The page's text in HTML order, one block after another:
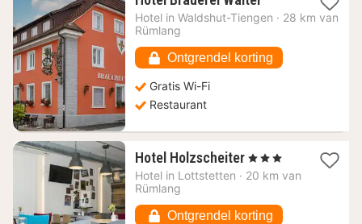
nacht
€
Hotel in Waldshut-Tiengen · 28 km van
Rümlang
Ontgrendel korting
Gratis Wi-Fi
Restaurant
Hotel Holzscheiter 1
nacht
€
, 3 Sterren
Hotel in Lottstetten · 20 km van
Rümlang
Ontgrendel korting